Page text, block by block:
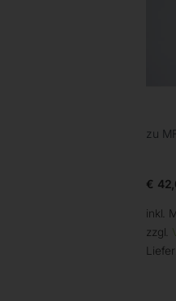
zu
€
inkl.
zzgl.